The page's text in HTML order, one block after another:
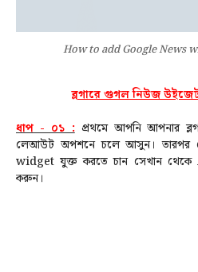
How to add Google News
ব্লগারে গুগল নিউজ
ধাপ - ০১ :প্রথমে আপনি আপনার
লেআউট অপশনে চলে আসুন। তারপর
widget যুক্ত করতে চান সেখান থেকে
করুন।